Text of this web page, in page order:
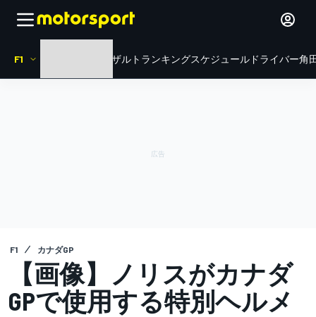
F1 リザルト ランキングスケジュール ドライバー角
F1 カナダGP
【画像】ノリスがカナダ
GPで使用する特別ヘルメ